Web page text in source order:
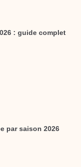
: guide complet
par saison 2026